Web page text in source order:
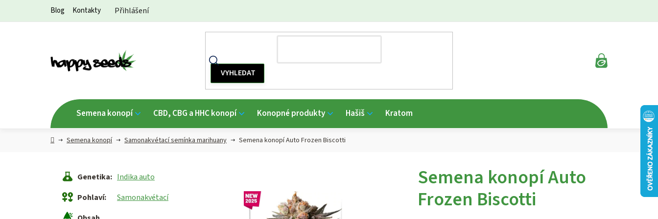
Blog Kontakty Přihlášení
NÁKUPNÍ
Semena konopí CBD, CBG a HHC konopí Konopné produkty Hašiš Kratom
HlavníSemena konopí Samonakvétací semínka marihuany Semena konopí Auto Frozen Biscotti
Semena konopí Auto
Frozen Biscotti
Genetika: Indika auto
Pohlaví:
Samonakvétací